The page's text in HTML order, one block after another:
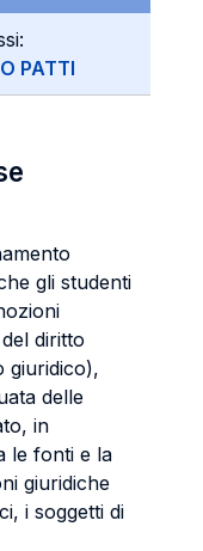
PATTI
gli studenti
diritto
giuridico),
delle
in
le fonti e la
giuridiche
i soggetti di